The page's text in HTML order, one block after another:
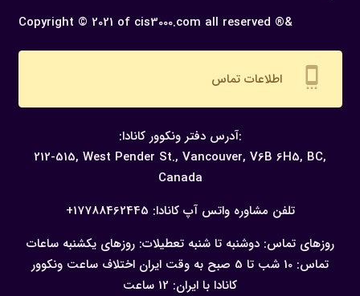
Copyright © 2021 of cis3000.com all reserved ®&
settings_cell اطلاعات تماس
:آدرس دفتر ونکوور کانادا:
212-515, West Pender St., Vancouver, V6B 6H5, BC,
Canada
تلفن مشاوره واتس آپ کانادا: 17788462445+
روزهای تماس: دوشنبه تا شنبه تعطیلات: روزهای یکشنبه ساعات
تماس: 10 شب تا 5 صبح به وقت ایران
اختلاف ساعت ونکوور
کانادا با ایران: 12 ساعت